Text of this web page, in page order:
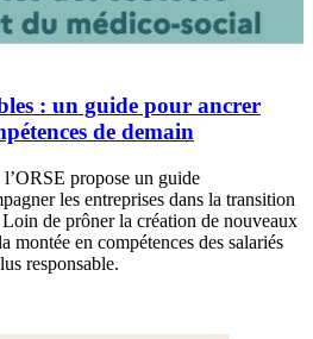
: un guide pour ancrer
de demain
propose un guide
les entreprises dans la transition
de prôner la création de nouveaux
montée en compétences des salariés
responsable.